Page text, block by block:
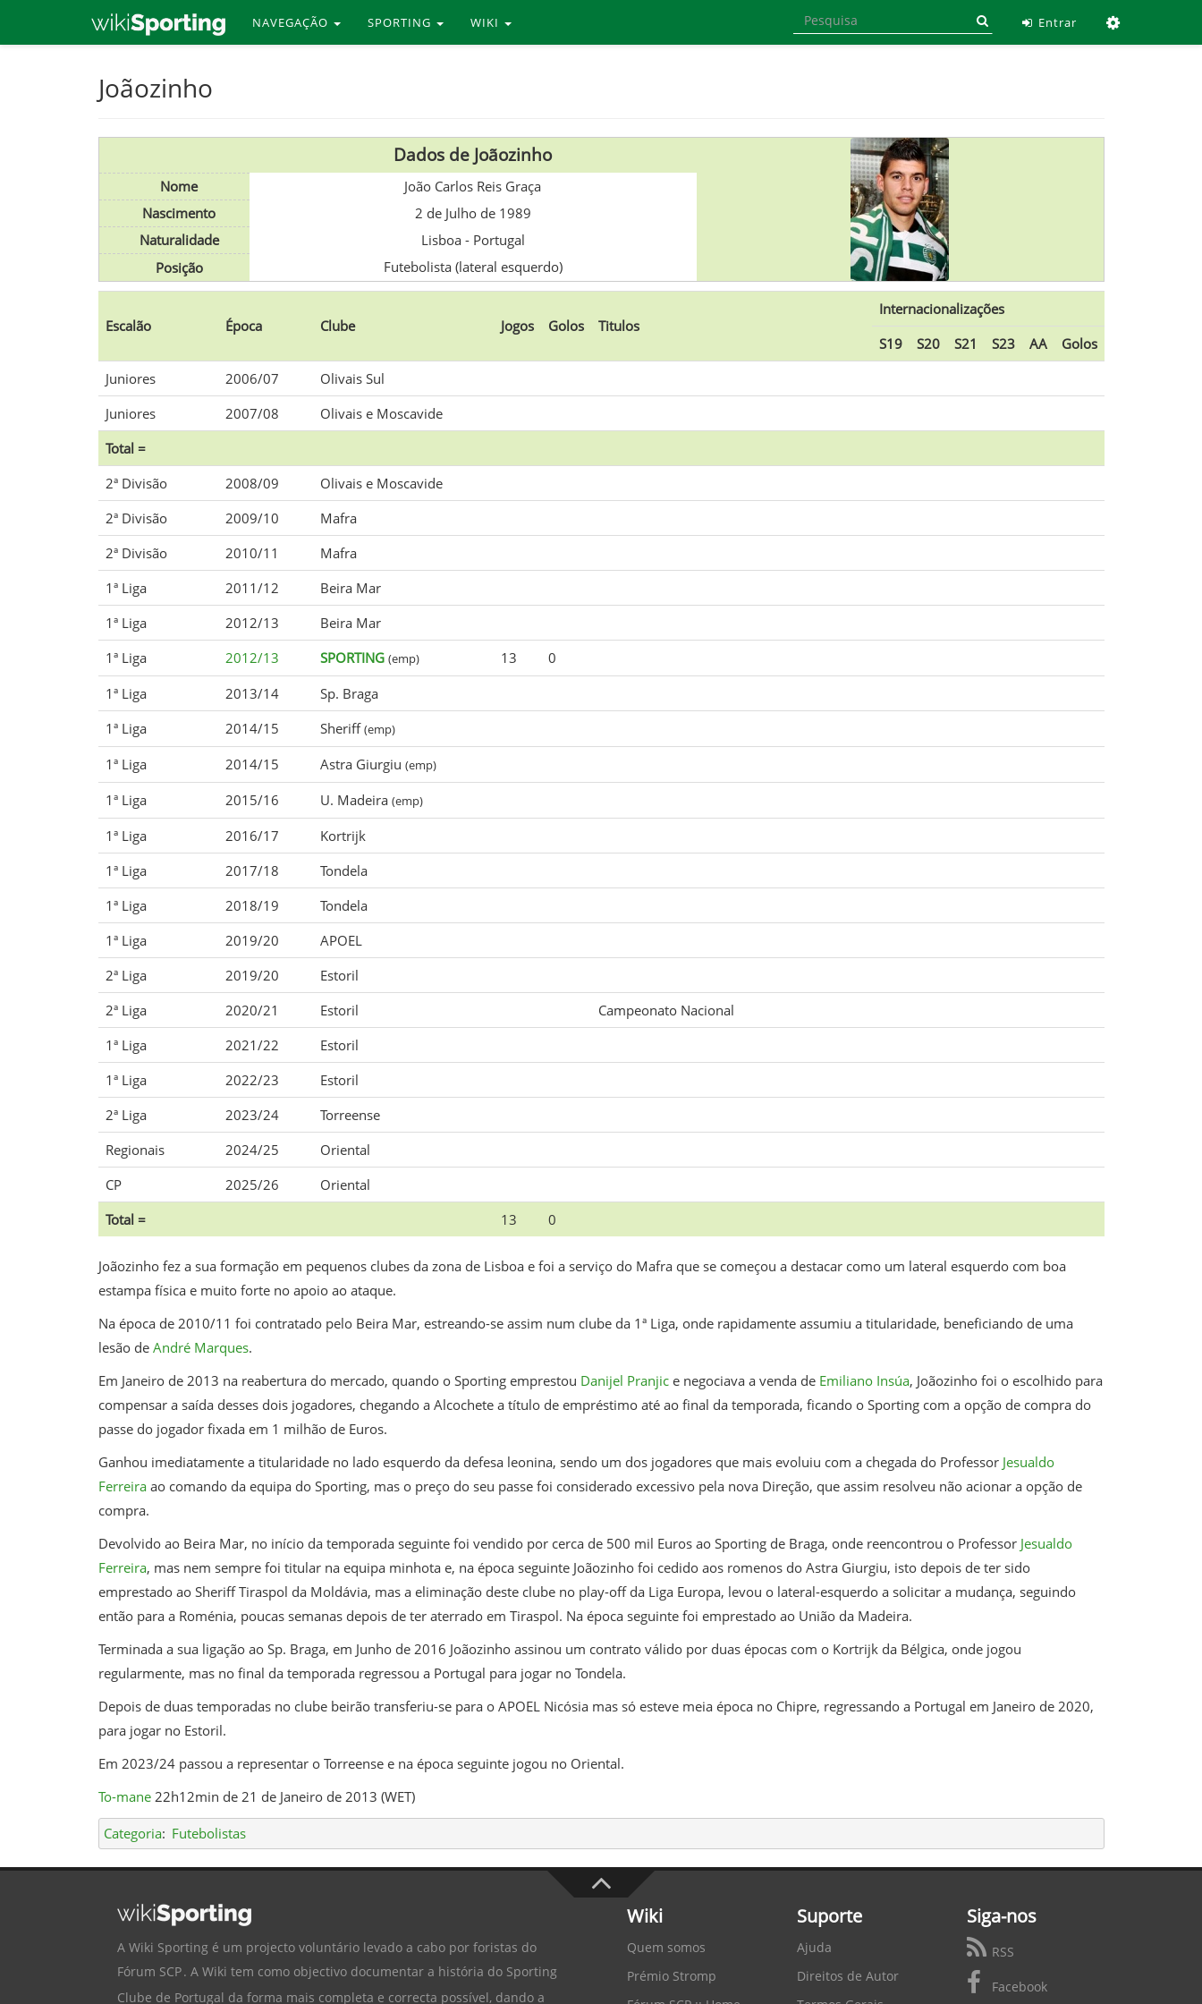
NAVEGAÇÃO SPORTING WIKI Entrar
Joãozinho
Dados de Joãozinho
Nome
João Carlos Reis Graça
Nascimento
2 de Julho de 1989
Naturalidade
Lisboa- Portugal
Posição
Futebolista (lateral esquerdo)
Escalão Época Clube Jogos Golos Titulos
Internacionalizações
S19
S20 S21 S23 AA
Golos
Juniores
2006/07
Olivais Sul
Juniores
2007/08
Olivais e Moscavide
Total =
2ª Divisão
2008/09
Olivais e Moscavide
2ª Divisão
2009/10
Mafra
2ª Divisão
2010/11
Mafra
1ª Liga
2011/12
Beira Mar
1ª Liga
2012/13
Beira Mar
1ª Liga
2012/13 SPORTING (emp) 13
0
1ª Liga
2013/14
Sp. Braga
1ª Liga
2014/15 Sheriff(emp)
1ª Liga 2014/15 Astra Giurgiu (emp)
1ª Liga 2015/16 U. Madeira (emp)
1ª Liga 2016/17
Kortrijk
1ª Liga
2017/18
Tondela
1ª Liga
2018/19
Tondela
1ª Liga
2019/20
APOEL
2ª Liga
2019/20
Estoril
2ª Liga
2020/21 Estoril
Campeonato Nacional
1ª Liga
2021/22
Estoril
1ª Liga
2022/23
Estoril
2ª Liga
2023/24
Torreense
Regionais
2024/25
Oriental
CP
2025/26
Oriental
Total =
13 0
Joãozinho fez a sua formação em pequenos clubes da zona de Lisboa e foi a serviço do Mafra que se começou a destacar como um lateral esquerdo com boa
estampa física e muito forte no apoio ao ataque.
Na época de 2010/11 foi contratado pelo Beira Mar, estreando-se assim num clube da 1ª Liga, onde rapidamente assumiu a titularidade, beneficiando de uma
lesão de André Marques.
Em Janeiro de 2013 na reabertura do mercado, quando o Sporting emprestou Danijel Pranjice negociava a venda de Emiliano Insúa, Joãozinho foi o escolhido para
compensar a saída desses dois jogadores, chegando a Alcochete a título de empréstimo até ao final da temporada, ficando o Sporting com a opção de compra do
passe do jogador fixada em 1 milhão de Euros.‎
Ganhou imediatamente a titularidade no lado esquerdo da defesa leonina, sendo um dos jogadores que mais evoluiu com a chegada do Professor Jesualdo
Ferreiraao comando da equipa do Sporting, mas o preço do seu passe foi considerado excessivo pela nova Direção, que assim resolveu não acionar a opção de
compra.
Devolvido ao Beira Mar, no início da temporada seguinte foi vendido por cerca de 500 mil Euros ao Sporting de Braga, onde reencontrou o Professor Jesualdo
Ferreira, mas nem sempre foi titular na equipa minhota e, na época seguinte Joãozinho foi cedido aos romenos do Astra Giurgiu, isto depois de ter sido
emprestado ao Sheriff Tiraspol da Moldávia, mas a eliminação deste clube no play-off da Liga Europa, levou o lateral-esquerdo a solicitar a mudança, seguindo
então para a Roménia, poucas semanas depois de ter aterrado em Tiraspol. Na época seguinte foi emprestado ao União da Madeira.
Terminada a sua ligação ao Sp. Braga, em Junho de 2016 Joãozinho assinou um contrato válido por duas épocas com o Kortrijk da Bélgica, onde jogou
regularmente, mas no final da temporada regressou a Portugal para jogar no Tondela.
Depois de duas temporadas no clube beirão transferiu-se para o APOEL Nicósia mas só esteve meia época no Chipre, regressando a Portugal em Janeiro de 2020,
para jogar no Estoril.
Em 2023/24 passou a representar o Torreense e na época seguinte jogou no Oriental.
To-mane22h12min de 21 de Janeiro de 2013 (WET)
Categoria: Futebolistas
A Wiki Sporting é um projecto voluntário levado a cabo por foristas do
Fórum SCP. A Wiki tem como objectivo documentar a história do Sporting
Clube de Portugal da forma mais completa e correcta possível, dando a
Wiki
Quem somos
Prémio Stromp
Suporte
Ajuda
Direitos de Autor
Siga-nos
RSS
Facebook